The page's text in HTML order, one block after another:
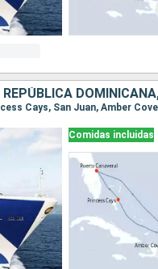
Cays, San Juan, Amber
Comidas incluidas